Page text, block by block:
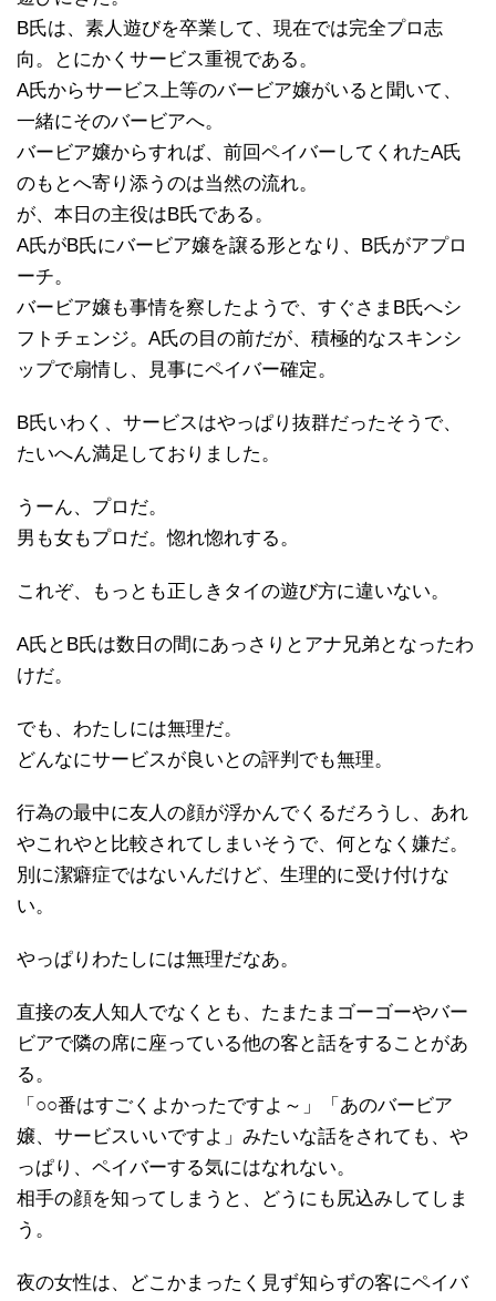
B氏は、素人遊びを卒業して、現在では完全プロ志
向。とにかくサービス重視である。
A氏からサービス上等のバービア嬢がいると聞いて、
一緒にそのバービアへ。
バービア嬢からすれば、前回ペイバーしてくれたA氏
のもとへ寄り添うのは当然の流れ。
が、本日の主役はB氏である。
A氏がB氏にバービア嬢を譲る形となり、B氏がアプロ
ーチ。
バービア嬢も事情を察したようで、すぐさまB氏へシ
フトチェンジ。A氏の目の前だが、積極的なスキンシ
ップで扇情し、見事にペイバー確定。
B氏いわく、サービスはやっぱり抜群だったそうで、
たいへん満足しておりました。
うーん、プロだ。
男も女もプロだ。惚れ惚れする。
これぞ、もっとも正しきタイの遊び方に違いない。
A氏とB氏は数日の間にあっさりとアナ兄弟となったわ
けだ。
でも、わたしには無理だ。
どんなにサービスが良いとの評判でも無理。
行為の最中に友人の顔が浮かんでくるだろうし、あれ
やこれやと比較されてしまいそうで、何となく嫌だ。
別に潔癖症ではないんだけど、生理的に受け付けな
い。
やっぱりわたしには無理だなあ。
直接の友人知人でなくとも、たまたまゴーゴーやバー
ビアで隣の席に座っている他の客と話をすることがあ
る。
「○○番はすごくよかったですよ～」「あのバービア
嬢、サービスいいですよ」みたいな話をされても、や
っぱり、ペイバーする気にはなれない。
相手の顔を知ってしまうと、どうにも尻込みしてしま
う。
夜の女性は、どこかまったく見ず知らずの客にペイバ